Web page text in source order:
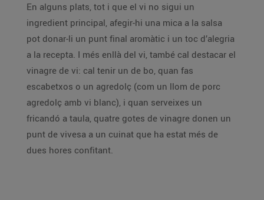
En alguns plats, tot i que el vi no sigui un
ingredient principal, afegir-hi una mica a la salsa
pot donar-li un punt final aromàtic i un toc d’alegria
a la recepta. I més enllà del vi, també cal destacar el
vinagre de vi: cal tenir un de bo, quan fas
escabetxos o un agredolç (com un llom de porc
agredolç amb vi blanc), i quan serveixes un
fricandó a taula, quatre gotes de vinagre donen un
punt de vivesa a un cuinat que ha estat més de
dues hores confitant.